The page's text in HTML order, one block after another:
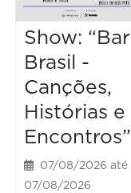
Show: “Bar
Brasil -
Canções,
Histórias e
Encontros”
07/08/2026 até
07/08/2026